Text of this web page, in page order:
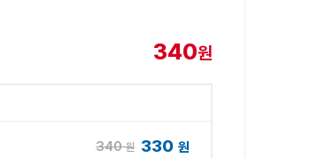
340원
340원 330 원